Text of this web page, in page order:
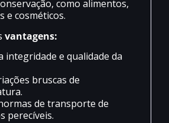
como alimentos,
e cosméticos.
vantagens:
integridade e qualidade da
bruscas de
de transporte de
perecíveis.